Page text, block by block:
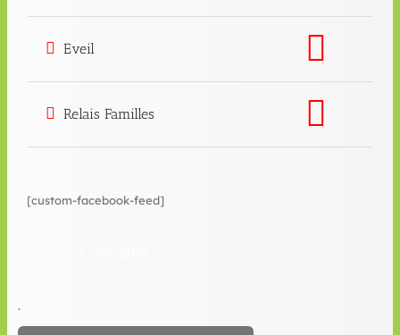
Eveil
Relais Familles
[custom-facebook-feed]
.